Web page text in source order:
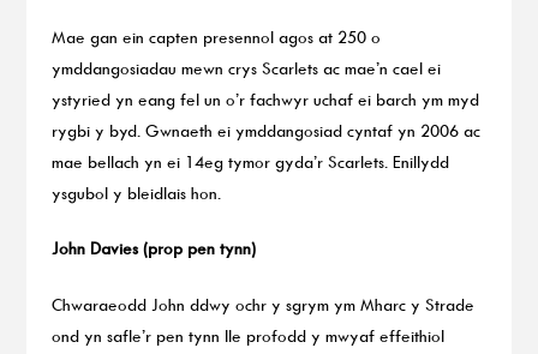
Mae gan ein capten presennol agos at 250 o
ymddangosiadau mewn crys Scarlets ac mae’n cael ei
ystyried yn eang fel un o’r fachwyr uchaf ei barch ym myd
rygbi y byd. Gwnaeth ei ymddangosiad cyntaf yn 2006 ac
mae bellach yn ei 14eg tymor gyda’r Scarlets. Enillydd
ysgubol y bleidlais hon.
John Davies (prop pen tynn)
Chwaraeodd John ddwy ochr y sgrym ym Mharc y Strade
ond yn safle’r pen tynn lle profodd y mwyaf effeithiol